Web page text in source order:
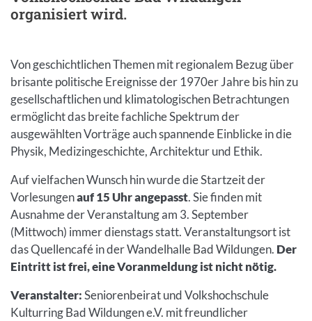
organisiert wird.
Von geschichtlichen Themen mit regionalem Bezug über
brisante politische Ereignisse der 1970er Jahre bis hin zu
gesellschaftlichen und klimatologischen Betrachtungen
ermöglicht das breite fachliche Spektrum der
ausgewählten Vorträge auch spannende Einblicke in die
Physik, Medizingeschichte, Architektur und Ethik.
Auf vielfachen Wunsch hin wurde die Startzeit der
Vorlesungenauf 15 Uhr angepasst. Sie finden mit
Ausnahme der Veranstaltung am 3. September
(Mittwoch) immer dienstags statt. Veranstaltungsort ist
das Quellencafé in der Wandelhalle Bad Wildungen. Der
Eintritt ist frei, eine Voranmeldung ist nicht nötig.
Veranstalter:Seniorenbeirat und Volkshochschule
Kulturring Bad Wildungen e.V. mit freundlicher